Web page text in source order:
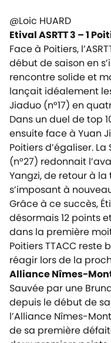
@Loic HUARD
Etival ASRTT 3 – 1
Face à Poitiers,
début de saison en
rencontre solide et
lançait idéalement
Jiaduo (n°17) en
Dans un duel de top
ensuite face à Yuan
Poitiers d’égaliser.
(n°27) redonnait
Yangzi, de retour à
s’imposant à
Grâce à ce succès,
désormais 12 points
dans la première
Poitiers TTACC reste
réagir lors de la
Alliance Nîmes-
Sauvée par une
depuis le début de
l’Alliance Nîmes-
de sa première